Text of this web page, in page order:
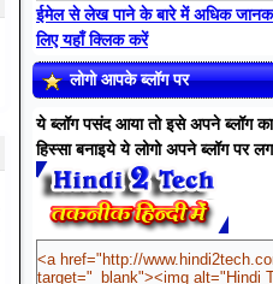
ईमेल से लेख पाने के बारे में अधिक
लिए यहाँ क्लिक करें
लोगो आपके ब्लॉग पर
ये ब्लॉग पसंद आया तो इसे अपने ब्लॉग का
हिस्सा बनाइये ये लोगो अपने ब्लॉग पर